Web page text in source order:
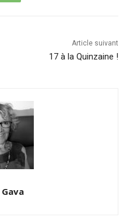
Article suivant
17 à la Quinzaine !